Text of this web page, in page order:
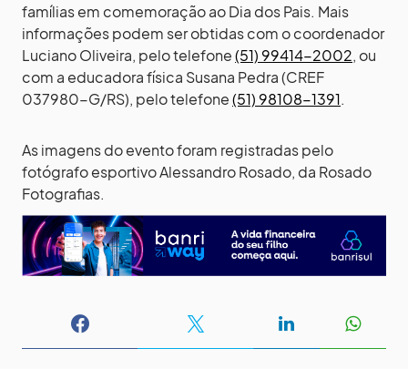
famílias em comemoração ao Dia dos Pais. Mais
informações podem ser obtidas com o coordenador
Luciano Oliveira, pelo telefone(51) 99414-2002, ou
com a educadora física Susana Pedra (CREF
037980-G/RS), pelo telefone(51) 98108-1391.
As imagens do evento foram registradas pelo
fotógrafo esportivo Alessandro Rosado, da Rosado
Fotografias.